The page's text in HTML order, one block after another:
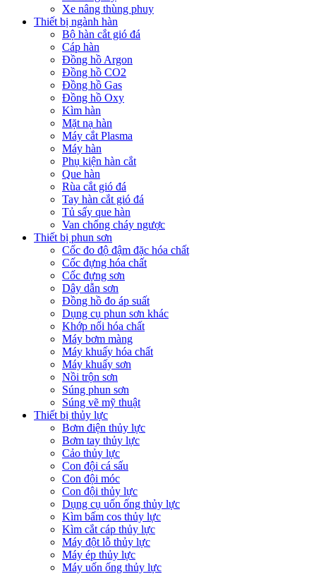
Xe nâng thùng phuy
Thiết bị ngành hàn
Bộ hàn cắt gió đá
Cáp hàn
Đồng hồ Argon
Đồng hồ CO2
Đồng hồ Gas
Đồng hồ Oxy
Kìm hàn
Mặt nạ hàn
Máy cắt Plasma
Máy hàn
Phụ kiện hàn cắt
Que hàn
Rùa cắt gió đá
Tay hàn cắt gió đá
Tủ sấy que hàn
Van chống cháy ngược
Thiết bị phun sơn
Cốc đo độ đậm đặc hóa chất
Cốc đựng hóa chất
Cốc đựng sơn
Dây dẫn sơn
Đồng hồ đo áp suất
Dụng cụ phun sơn khác
Khớp nối hóa chất
Máy bơm màng
Máy khuấy hóa chất
Máy khuấy sơn
Nồi trộn sơn
Súng phun sơn
Súng vẽ mỹ thuật
Thiết bị thủy lực
Bơm điện thủy lực
Bơm tay thủy lực
Cảo thủy lực
Con đội cá sấu
Con đội móc
Con đội thủy lực
Dụng cụ uốn ống thủy lực
Kìm bấm cos thủy lực
Kìm cắt cáp thủy lực
Máy đột lỗ thủy lực
Máy ép thủy lực
Máy uốn ống thủy lực